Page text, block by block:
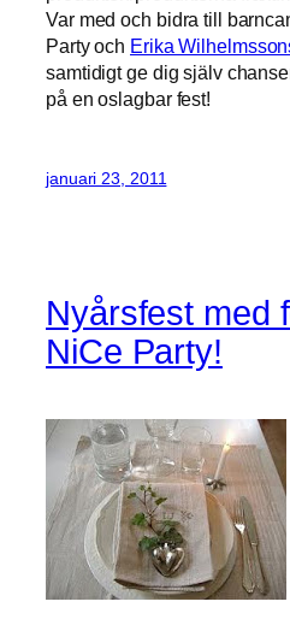
Var med och bidra till
Party och Erika
samtidigt ge dig själv
på en oslagbar fest!
januari 23, 2011
Nyårsfest med
NiCe Party!